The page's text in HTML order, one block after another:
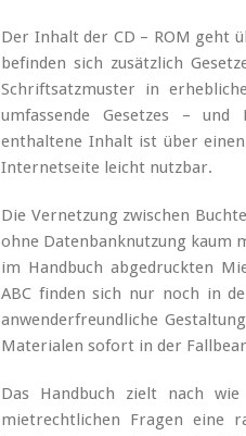
Der Inhalt der CD – ROM geht
befinden sich zusätzlich
Schriftsatzmuster in
umfassende Gesetzes –
enthaltene Inhalt ist über
Internetseite leicht nutzbar.
Die Vernetzung zwischen
ohne Datenbanknutzung kaum
im Handbuch abgedruckten
ABC finden sich nur noch in
anwenderfreundliche
Materialen sofort in der
Das Handbuch zielt nach
mietrechtlichen Fragen eine